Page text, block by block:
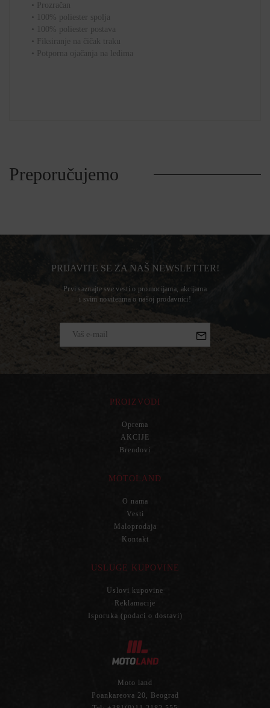
• Prozračan
• 100% poliester spolja
• 100% poliester postava
• Fiksiranje na čičak traku
• Potporna ojačanja na leđima
Preporučujemo
PRIJAVITE SE ZA NAŠ NEWSLETTER!
Prvi saznajte sve vesti o promocijama, akcijama
i svim novitetima o našoj prodavnici!
PROIZVODI
Oprema
AKCIJE
Brendovi
MOTOLAND
O nama
Vesti
Maloprodaja
Kontakt
USLUGE KUPOVINE
Uslovi kupovine
Reklamacije
Isporuka (podaci o dostavi)
Moto land
Poankareova 20, Beograd